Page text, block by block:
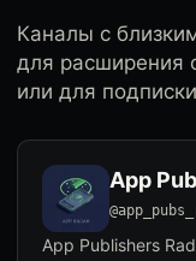
Каналы с
для расширения
или для
App
App Publishers